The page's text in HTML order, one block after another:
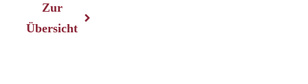
Zur
Übersicht